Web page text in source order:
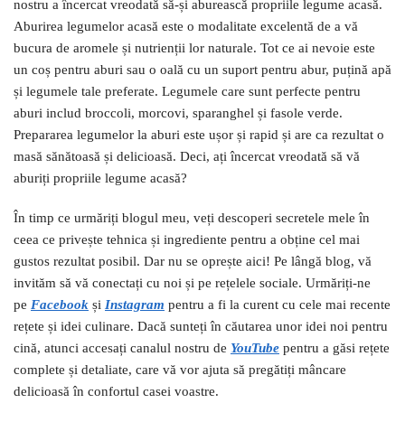
nostru a încercat vreodată să-și aburească propriile legume acasă.
Aburirea legumelor acasă este o modalitate excelentă de a vă
bucura de aromele și nutrienții lor naturale. Tot ce ai nevoie este
un coș pentru aburi sau o oală cu un suport pentru abur, puțină apă
și legumele tale preferate. Legumele care sunt perfecte pentru
aburi includ broccoli, morcovi, sparanghel și fasole verde.
Prepararea legumelor la aburi este ușor și rapid și are ca rezultat o
masă sănătoasă și delicioasă. Deci, ați încercat vreodată să vă
aburiți propriile legume acasă?
În timp ce urmăriți blogul meu, veți descoperi secretele mele în
ceea ce privește tehnica și ingrediente pentru a obține cel mai
gustos rezultat posibil. Dar nu se oprește aici! Pe lângă blog, vă
invităm să vă conectați cu noi și pe rețelele sociale. Urmăriți-ne
pe Facebook și Instagram pentru a fi la curent cu cele mai recente
rețete și idei culinare. Dacă sunteți în căutarea unor idei noi pentru
cină, atunci accesați canalul nostru de YouTube pentru a găsi rețete
complete și detaliate, care vă vor ajuta să pregătiți mâncare
delicioasă în confortul casei voastre.